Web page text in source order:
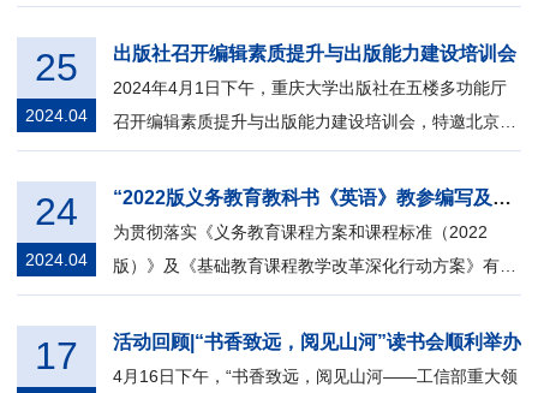
>体系与相关问题研究》《中国蝴蝶生...
出版社召开编辑素质提升与出版能力建设培训会
2024年4月1日下午，重庆大学出版社在五楼多功能厅
召开编辑素质提升与出版能力建设培训会，特邀北京卓
众出版有限公司总编辑、国家新闻出版署...
25
2024.04
“2022版义务教育教科书《英语》教参编写及教学资源建设研讨会”在我社召开
为贯彻落实《义务教育课程方案和课程标准（2022
版）》及《基础教育课程教学改革深化行动方案》有关
精神，4月13日上午，重庆大学出版社组织...
24
2024.04
活动回顾|“书香致远，阅见山河”读书会顺利举办
4月16日下午，“书香致远，阅见山河——工信部重大领
17